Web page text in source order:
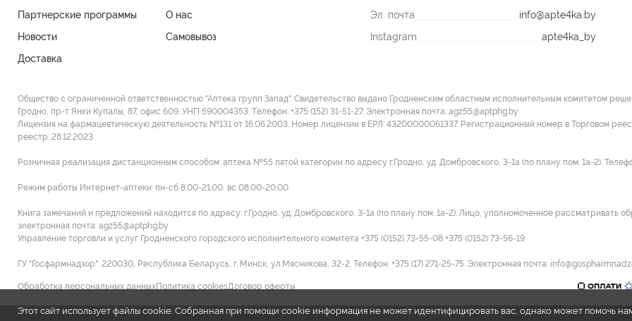
Партнерские программы
О нас
Новости
Самовывоз
Доставка
Эл. почта
info@apte4ka.by
Instagram
apte4ka_by
Общество с ограниченной ответственностью "Аптека групп Запад". Свидетельство выдано Гродненским областным исполнительным комитетом
Гродно, пр-т Янки Купалы, 87, офис 609. УНП 590004353. Tелефон: +375 (152) 31-51-27. Электронная почта: agz55@aptphg.by
Лицензия на фармацевтическую деятельность №131 от 16.06.2003. Номер лицензии в ЕРЛ: 43200000061337. Регистрационный номер в Торговом
реестр: 28.12.2023.
Розничная реализация дистанционным способом: аптека №55 пятой категории по адресу г.Гродно, уд. Домбровского, 3-1а (по плану пом. 1а-2).
Режим работы Интернет-аптеки: пн-сб 8.00-21.00, вс 08.00-20.00
Книга замечаний и предложений находится по адресу: г.Гродно, уд. Домбровского, 3-1а (по плану пом. 1а-2). Лицо, уполномоченное рассматривать
электронная почта: agz55@aptphg.by
Управление торговли и услуг Гродненского городского исполнительного комитета +375 (0152) 73-55-08 +375 (0152) 73-56-19
ГУ "Госфармнадзор": 220030, Республика Беларусь, г. Минск, ул.Мясникова, 32-2. Телефон: +375 (17) 271-25-75. Электронная почта:
Обработка персональных данныхПолитика cookiesДоговор оферты
Этот сайт использует файлы cookie. Собранная при помощи cookie информация не может идентифицировать вас, однако может помочь